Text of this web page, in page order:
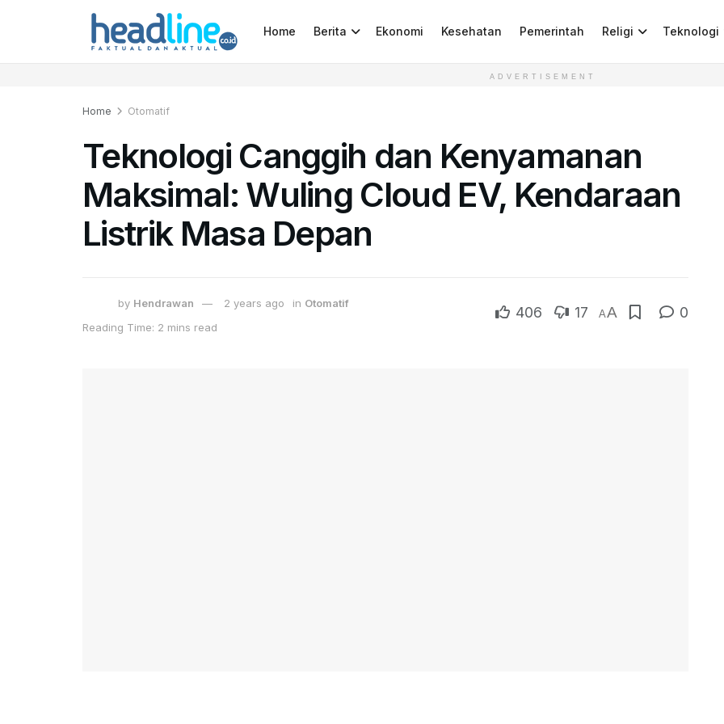
Home Berita Ekonomi Kesehatan Pemerintah Religi Teknologi
ADVERTISEMENT
Home Otomatif
Teknologi Canggih dan Kenyamanan
Maksimal: Wuling Cloud EV, Kendaraan
Listrik Masa Depan
by Hendrawan 2 years ago in Otomatif
Reading Time: 2 mins read
406 17 AA 0